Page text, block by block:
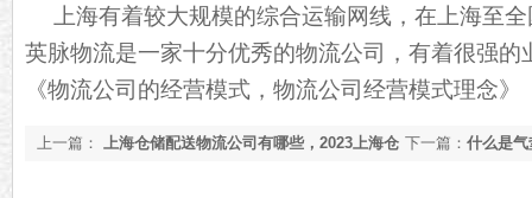
上海有着较大规模的综合运输网线，在上海至
英脉物流是一家十分优秀的物流公司，有着很强的
《物流公司的经营模式，物流公司经营模式理念》
下一篇： 什么是
上一篇： 上海仓储配送物流公司有哪些，2023上海仓